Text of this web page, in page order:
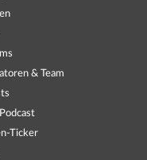
& Team
Ticker